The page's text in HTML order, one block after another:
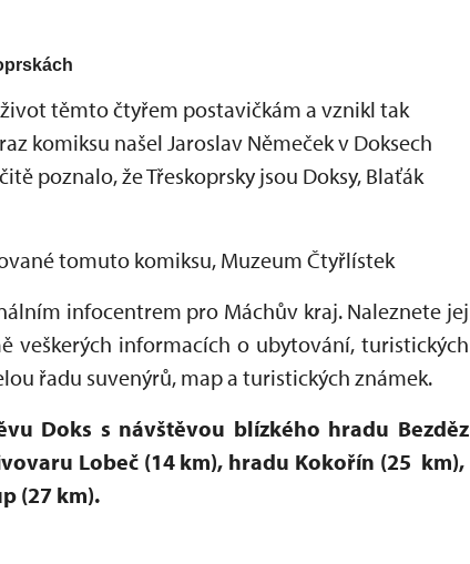
těmto čtyřem postavičkám a vznikl tak
komiksu našel Jaroslav Němeček v Doksech
poznalo, že Třeskoprsky jsou Doksy, Blaťák
tomuto komiksu, Muzeum Čtyřlístek
infocentrem pro Máchův kraj. Naleznete jej
veškerých informacích o ubytování, turistických
řadu suvenýrů, map a turistických známek.
Doks s návštěvou blízkého hradu Bezděz
Lobeč (14 km), hradu Kokořín (25 km),
(27 km).